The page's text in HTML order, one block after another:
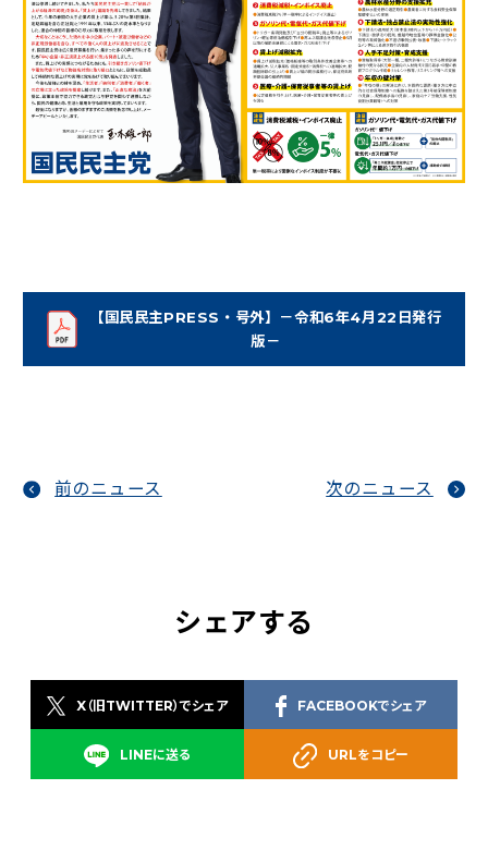
【国民民主PRESS・号外】－令和6年4月22日発行
版－
（新しいタブで開く）
前のニュース 次のニュース
シェアする
X（旧TWITTER）でシェア
LINEに送る
FACEBOOKでシェア
URLをコピー